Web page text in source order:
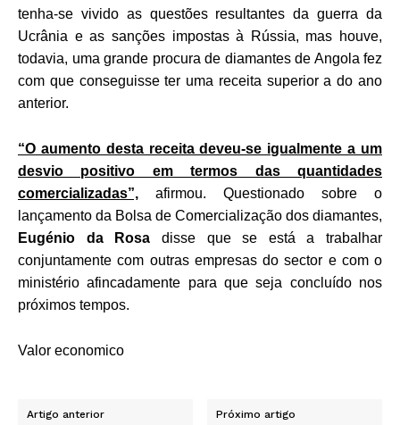
tenha-se vivido as questões resultantes da guerra da
Ucrânia e as sanções impostas à Rússia, mas houve,
todavia, uma grande procura de diamantes de Angola fez
com que conseguisse ter uma receita superior a do ano
anterior.
“O aumento desta receita deveu-se igualmente a um
desvio positivo em termos das quantidades
comercializadas”, afirmou. Questionado sobre o
lançamento da Bolsa de Comercialização dos diamantes,
Eugénio da Rosa disse que se está a trabalhar
conjuntamente com outras empresas do sector e com o
ministério afincadamente para que seja concluído nos
próximos tempos.
Valor economico
Artigo anterior Próximo artigo